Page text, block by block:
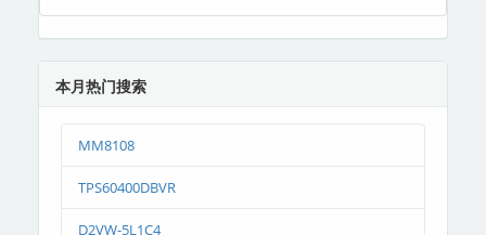
本月热门搜索
MM8108
TPS60400DBVR
D2VW-5L1C4